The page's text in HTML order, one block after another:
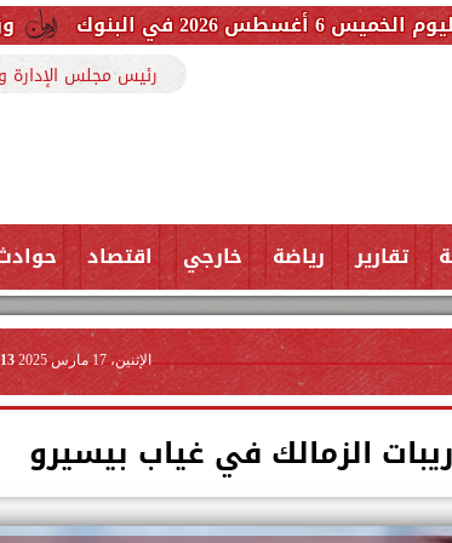
وزارة الري حررنا 3607 مخالفة بفضل تعاون المواطنين
رئيس مجلس الإدارة
تقارير رياضة خارجي اقتصاد
الإثنين، 17 مارس 2025
الزمالك في غياب بيسيرو